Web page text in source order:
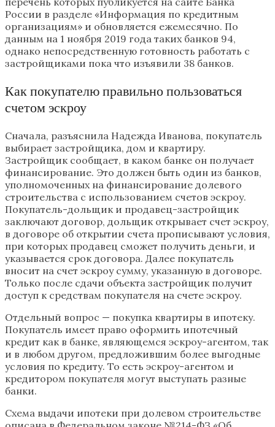
России в разделе «Информация по кредитным
организациям» и обновляется ежемесячно. По
данным на 1 ноября 2019 года таких банков 94,
однако непосредственную готовность работать с
застройщиками пока что изъявили 38 банков.
Как покупателю правильно пользоваться
счетом эскроу
Сначала, разъяснила Надежда Иванова, покупатель
выбирает застройщика, дом и квартиру.
Застройщик сообщает, в каком банке он получает
финансирование. Это должен быть один из банков,
уполномоченных на финансирование долевого
строительства с использованием счетов эскроу.
Покупатель-дольщик и продавец-застройщик
заключают договор, дольщик открывает счет эскроу,
в договоре об открытии счета прописывают условия,
при которых продавец сможет получить деньги, и
указывается срок договора. Далее покупатель
вносит на счет эскроу сумму, указанную в договоре.
Только после сдачи объекта застройщик получит
доступ к средствам покупателя на счете эскроу.
Отдельный вопрос — покупка квартиры в ипотеку.
Покупатель имеет право оформить ипотечный
кредит как в банке, являющемся эскроу-агентом, так
и в любом другом, предложившим более выгодные
условия по кредиту. То есть эскроу-агентом и
кредитором покупателя могут выступать разные
банки.
Схема выдачи ипотеки при долевом строительстве